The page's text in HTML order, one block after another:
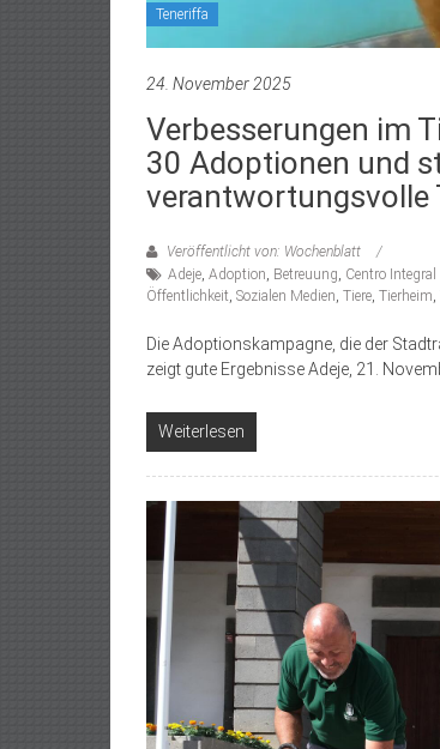
Teneriffa
24. November 2025
Verbesserungen im
30 Adoptionen und
verantwortungsvolle
Veröffentlicht von: Wochenblatt
Adeje, Adoption, Betreuung, Centro
Öffentlichkeit, Sozialen Medien, Tiere, Tierheim,
Die Adoptionskampagne, die der
zeigt gute Ergebnisse Adeje, 21.
Weiterlesen